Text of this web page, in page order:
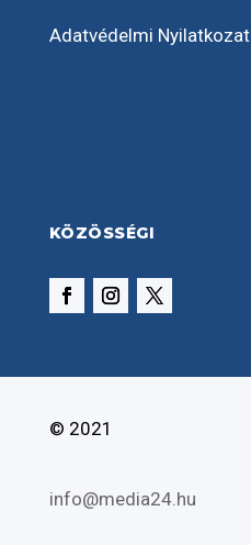
Adatvédelmi Nyilatkozat
KÖZÖSSÉGI
© 2021
info@media24.hu